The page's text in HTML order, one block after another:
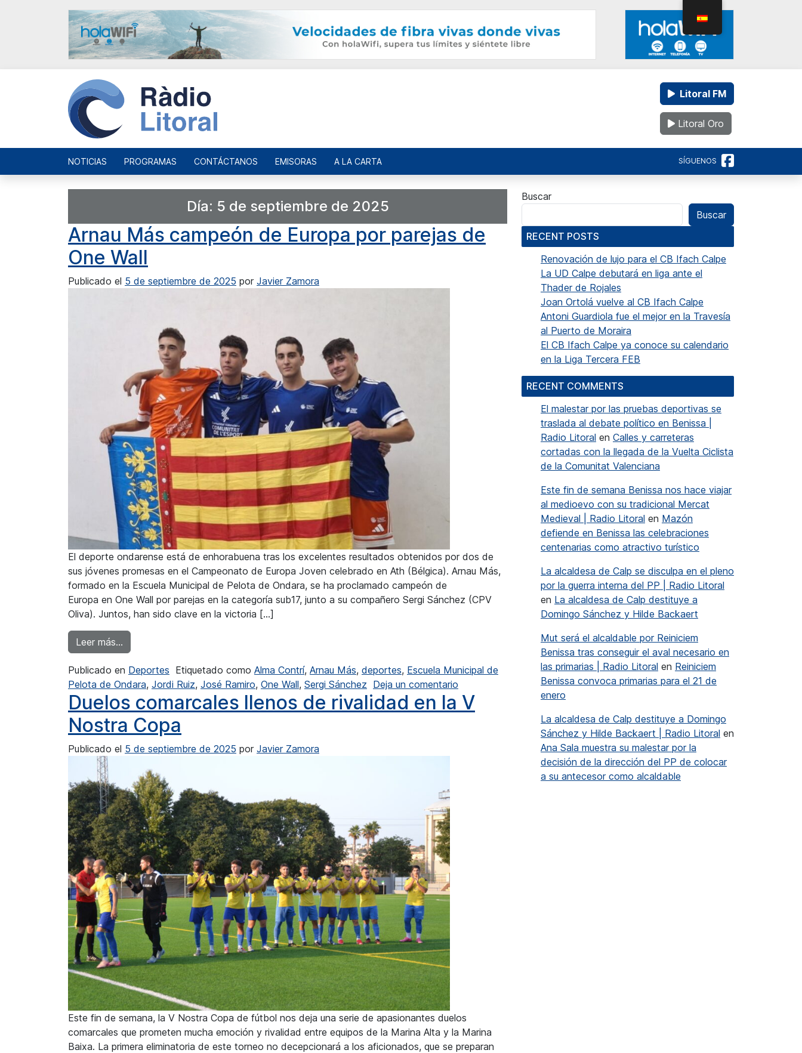
Litoral FM
Litoral Oro
NOTICIAS PROGRAMAS CONTÁCTANOS EMISORAS A LA CARTA SÍGUENOS
Día: 5 de septiembre de 2025
Arnau Más campeón de Europa por parejas de
One Wall
Publicado el 5 de septiembre de 2025 por Javier Zamora
El deporte ondarense está de enhorabuena tras los excelentes resultados obtenidos por dos de
sus jóvenes promesas en el Campeonato de Europa Joven celebrado en Ath (Bélgica). Arnau Más,
formado en la Escuela Municipal de Pelota de Ondara, se ha proclamado campeón de
Europa en One Wall por parejas en la categoría sub17, junto a su compañero Sergi Sánchez (CPV
Oliva). Juntos, han sido clave en la victoria […]
Leer más…
Publicado en Deportes Etiquetado como Alma Contrí, Arnau Más, deportes, Escuela Municipal de
Pelota de Ondara, Jordi Ruiz, José Ramiro, One Wall, Sergi Sánchez Deja un comentario en Arnau Más campeón de Europa por parejas de One Wall
Duelos comarcales llenos de rivalidad en la V
Nostra Copa
Publicado el 5 de septiembre de 2025 por Javier Zamora
Este fin de semana, la V Nostra Copa de fútbol nos deja una serie de apasionantes duelos
comarcales que prometen mucha emoción y rivalidad entre equipos de la Marina Alta y la Marina
Baixa. La primera eliminatoria de este torneo no decepcionará a los aficionados, que se preparan
Buscar
Buscar
RECENT POSTS
Renovación de lujo para el CB Ifach Calpe
La UD Calpe debutará en liga ante el
Thader de Rojales
Joan Ortolá vuelve al CB Ifach Calpe
Antoni Guardiola fue el mejor en la Travesía
al Puerto de Moraira
El CB Ifach Calpe ya conoce su calendario
en la Liga Tercera FEB
RECENT COMMENTS
El malestar por las pruebas deportivas se
traslada al debate político en Benissa |
Radio Litoral en Calles y carreteras
cortadas con la llegada de la Vuelta Ciclista
de la Comunitat Valenciana
Este fin de semana Benissa nos hace viajar
al medioevo con su tradicional Mercat
Medieval | Radio Litoral en Mazón
defiende en Benissa las celebraciones
centenarias como atractivo turístico
La alcaldesa de Calp se disculpa en el pleno
por la guerra interna del PP | Radio Litoral
en La alcaldesa de Calp destituye a
Domingo Sánchez y Hilde Backaert
Mut será el alcaldable por Reiniciem
Benissa tras conseguir el aval necesario en
las primarias | Radio Litoral en Reiniciem
Benissa convoca primarias para el 21 de
enero
La alcaldesa de Calp destituye a Domingo
Sánchez y Hilde Backaert | Radio Litoral en
Ana Sala muestra su malestar por la
decisión de la dirección del PP de colocar
a su antecesor como alcaldable